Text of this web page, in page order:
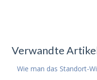
Verwandte
Wie man das Standort-